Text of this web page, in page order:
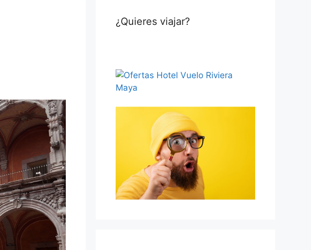
¿Quieres viajar?